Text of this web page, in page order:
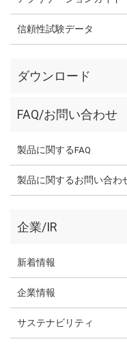
信頼性試験データ
ダウンロード
FAQ/お問い合わせ
製品に関するFAQ
製品に関するお問い合わ
企業/IR
新着情報
企業情報
サステナビリティ